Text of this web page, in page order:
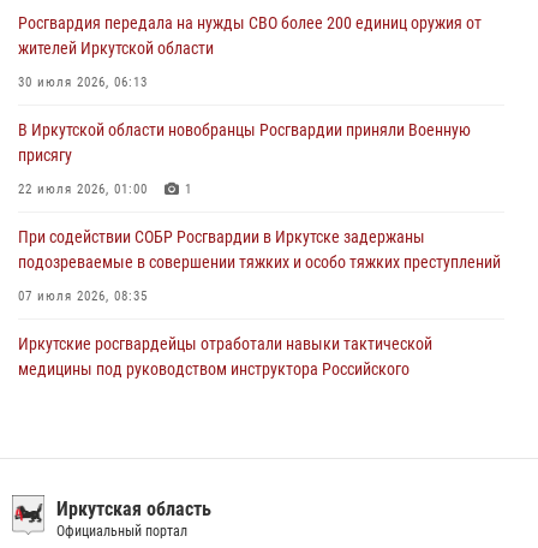
30 июля 2026, 04:19
В честь 10-летия Росгвардии сотрудники вневедомственной охраны
в ведомстве
29 июля 2026, 03:44
Росгвардия передала на нужды СВО более 200 единиц оружия от
жителей Иркутской области
30 июля 2026, 06:13
В Иркутской области новобранцы Росгвардии приняли Военную
присягу
22 июля 2026, 01:00 1
При содействии СОБР Росгвардии в Иркутске задержаны
подозреваемые в совершении тяжких и особо тяжких преступлений
07 июля 2026, 08:35
Иркутские росгвардейцы отработали навыки тактической
медицины под руководством инструктора Российского
антитеррористической защищенности для полицейских из Иркутска
14 июля 2026, 08:29
Иркутская область
Официальный портал